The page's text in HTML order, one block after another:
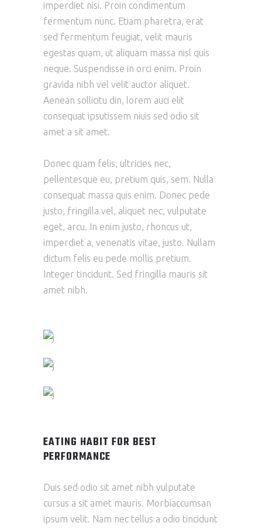
imperdiet nisi. Proin condimentum
fermentum nunc. Etiam pharetra, erat
sed fermentum feugiat, velit mauris
egestas quam, ut aliquam massa nisl quis
neque. Suspendisse in orci enim. Proin
gravida nibh vel velit auctor aliquet.
Aenean sollicitu din, lorem auci elit
consequat ipsutissem niuis sed odio sit
amet a sit amet.
Donec quam felis, ultricies nec,
pellentesque eu, pretium quis, sem. Nulla
consequat massa quis enim. Donec pede
justo, fringilla vel, aliquet nec, vulputate
eget, arcu. In enim justo, rhoncus ut,
imperdiet a, venenatis vitae, justo. Nullam
dictum felis eu pede mollis pretium.
Integer tincidunt. Sed fringilla mauris sit
amet nibh.
EATING HABIT FOR BEST
PERFORMANCE
Duis sed odio sit amet nibh vulputate
cursus a sit amet mauris. Morbiaccumsan
ipsum velit. Nam nec tellus a odio tincidunt